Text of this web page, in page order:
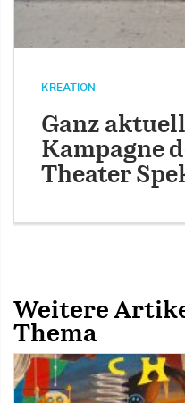
KREATION
Ganz
Kampagne
Theater
Weitere
Thema